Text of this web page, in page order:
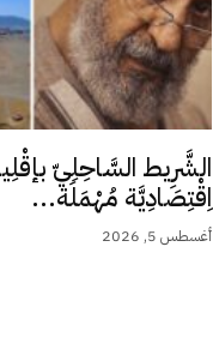
الشَّرِيط السَّاحِلِيّ
اِقْتِصَادِيَّة مُهْمَلَة...
أغسطس 5, 2026